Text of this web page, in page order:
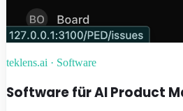
teklens.ai · Software
Software für AI Product